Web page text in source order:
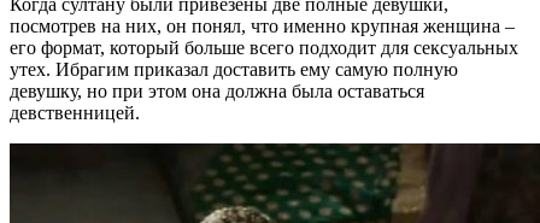
Когда султану были привезены две полные девушки,
посмотрев на них, он понял, что именно крупная женщина –
его формат, который больше всего подходит для сексуальных
утех. Ибрагим приказал доставить ему самую полную
девушку, но при этом она должна была оставаться
девственницей.